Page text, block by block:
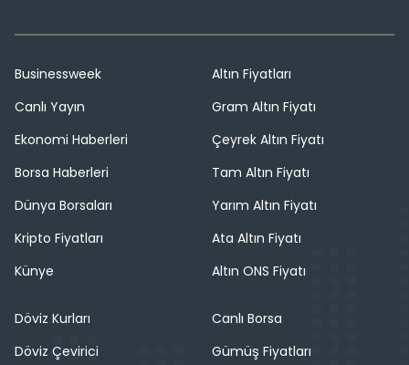
Businessweek
Canlı Yayın
Ekonomi Haberleri
Borsa Haberleri
Dünya Borsaları
Kripto Fiyatları
Künye
Altın Fiyatları
Gram Altın Fiyatı
Çeyrek Altın Fiyatı
Tam Altın Fiyatı
Yarım Altın Fiyatı
Ata Altın Fiyatı
Altın ONS Fiyatı
Döviz Kurları
Döviz Çevirici
Canlı Borsa
Gümüş Fiyatları